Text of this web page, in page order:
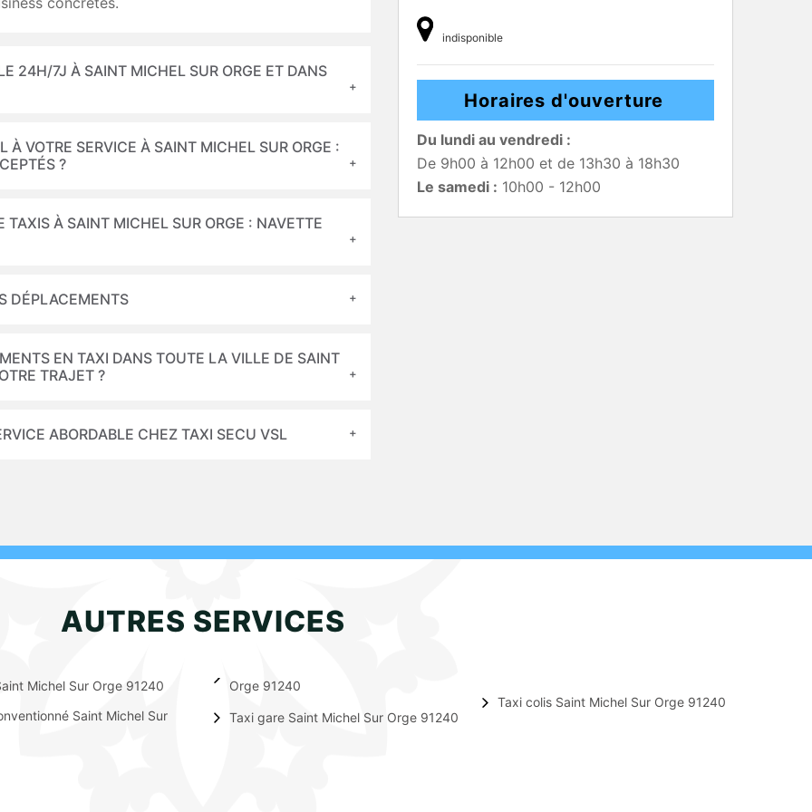
24H/7J À SAINT MICHEL SUR ORGE ET DANS
VOTRE SERVICE À SAINT MICHEL SUR ORGE :
?
TAXIS À SAINT MICHEL SUR ORGE : NAVETTE
DÉPLACEMENTS
EN TAXI DANS TOUTE LA VILLE DE SAINT
TRAJET ?
ABORDABLE CHEZ TAXI SECU VSL
indisponible
Horaires d'ouverture
Du lundi au vendredi :
De 9h00 à 12h00 et de 13h30 à 18h30
Le samedi : 10h00 - 12h00
AUTRES SERVICES
Michel Sur Orge 91240
Saint Michel Sur
Orge 91240
Taxi gare Saint Michel Sur Orge 91240
Taxi colis Saint Michel Sur Orge 91240